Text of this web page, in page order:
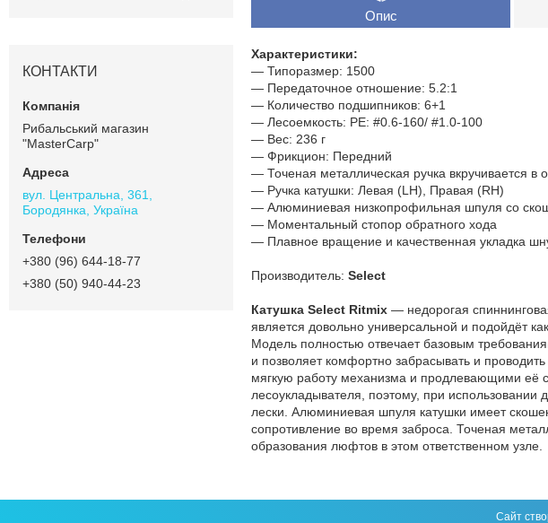
Опис
Характеристики:
— Типоразмер: 1500
— Передаточное отношение: 5.2:1
— Количество подшипников: 6+1
— Лесоемкость: PE: #0.6-160/ #1.0-100
— Вес: 236 г
— Фрикцион: Передний
— Точеная металлическая ручка вкручивается в
— Ручка катушки: Левая (LH), Правая (RH)
— Алюминиевая низкопрофильная шпуля со
— Моментальный стопор обратного хода
— Плавное вращение и качественная укладка
Производитель: Select
Катушка Select Ritmix — недорогая
является довольно универсальной и подойдёт
Модель полностью отвечает базовым
и позволяет комфортно забрасывать и
мягкую работу механизма и продлевающими её
лесоукладывателя, поэтому, при
лески. Алюминиевая шпуля катушки имеет
сопротивление во время заброса. Точеная
образования люфтов в этом ответственном узле.
КОНТАКТИ
Рибальський магазин
"MasterCarp"
вул. Центральна, 361,
Бородянка, Україна
+380 (96) 644-18-77
+380 (50) 940-44-23
Сайт